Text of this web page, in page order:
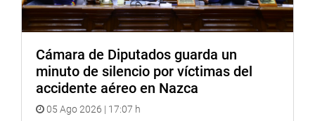
Cámara de Diputados guarda un
minuto de silencio por víctimas del
accidente aéreo en Nazca
05 Ago 2026 | 17:07 h